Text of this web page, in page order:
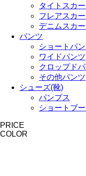
タイトスカー
フレアスカー
デニムスカー
パンツ
ショートパ
ワイドパンツ
クロップド
その他パンツ
シューズ(靴)
パンプス
ショートブ
PRICE
COLOR